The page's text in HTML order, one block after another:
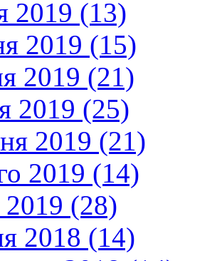
2019 (13)
2019 (15)
2019 (21)
2019 (25)
2019 (21)
2019 (14)
2019 (28)
2018 (14)